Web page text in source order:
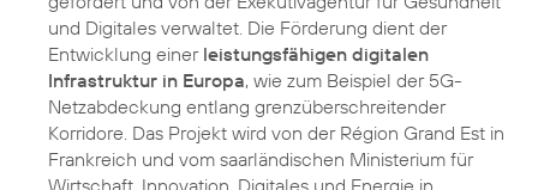
und Digitales verwaltet. Die Förderung dient der
Entwicklung einer leistungsfähigen digitalen
Infrastruktur in Europa, wie zum Beispiel der 5G-
Netzabdeckung entlang grenzüberschreitender
Korridore. Das Projekt wird von der Région Grand Est in
Frankreich und vom saarländischen Ministerium für
Wirtschaft, Innovation, Digitales und Energie in